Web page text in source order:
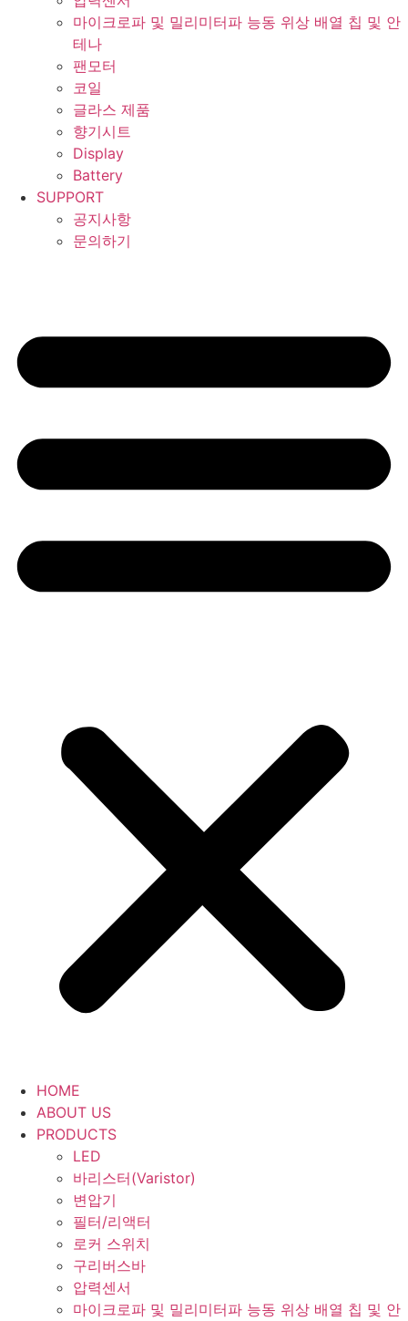
마이크로파 및 밀리미터파 능동 위상 배열 칩 및 안
테나
팬모터
코일
글라스 제품
향기시트
Display
Battery
SUPPORT
공지사항
문의하기
HOME
ABOUT US
PRODUCTS
LED
바리스터(Varistor)
변압기
필터/리액터
로커 스위치
구리버스바
압력센서
마이크로파 및 밀리미터파 능동 위상 배열 칩 및 안